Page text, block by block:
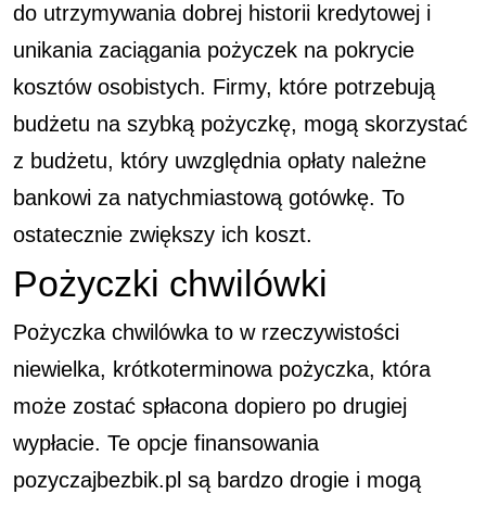
do utrzymywania dobrej historii kredytowej i
unikania zaciągania pożyczek na pokrycie
kosztów osobistych. Firmy, które potrzebują
budżetu na szybką pożyczkę, mogą skorzystać
z budżetu, który uwzględnia opłaty należne
bankowi za natychmiastową gotówkę. To
ostatecznie zwiększy ich koszt.
Pożyczki chwilówki
Pożyczka chwilówka to w rzeczywistości
niewielka, krótkoterminowa pożyczka, która
może zostać spłacona dopiero po drugiej
wypłacie. Te opcje finansowania
pozyczajbezbik.pl są bardzo drogie i mogą